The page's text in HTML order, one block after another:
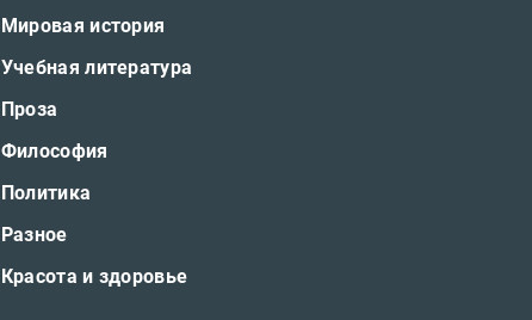
Мировая история
Учебная литература
Проза
Философия
Политика
Разное
Красота и здоровье